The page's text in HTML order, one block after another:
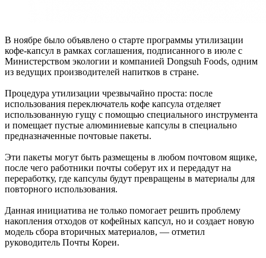
В ноябре было объявлено о старте программы утилизации
кофе-капсул в рамках соглашения, подписанного в июле с
Министерством экологии и компанией Dongsuh Foods, одним
из ведущих производителей напитков в стране.
Процедура утилизации чрезвычайно проста: после
использования переключатель кофе капсула отделяет
использованную гущу с помощью специального инструмента
и помещает пустые алюминиевые капсулы в специально
предназначенные почтовые пакеты.
Эти пакеты могут быть размещены в любом почтовом ящике,
после чего работники почты соберут их и передадут на
переработку, где капсулы будут превращены в материалы для
повторного использования.
Данная инициатива не только помогает решить проблему
накопления отходов от кофейных капсул, но и создает новую
модель сбора вторичных материалов, — отметил
руководитель Почты Кореи.